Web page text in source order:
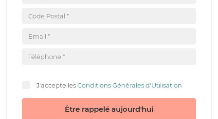
J'accepte lesConditions Générales d'Utilisation
Être rappelé aujourd'hui